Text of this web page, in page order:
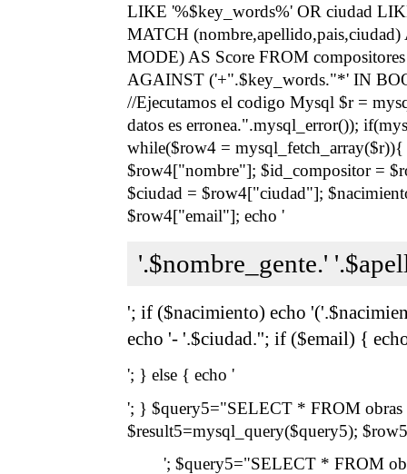
LIKE '%$key_words%' OR ciudad
MATCH
MODE) AS Score FROM
AGAINST ('+".$key_words."*' IN
//Ejecutamos el codigo Mysql $r =
datos es erronea.".mysql_error());
while($row4 =
$row4["nombre"]; $id_compositor =
$ciudad = $row4["ciudad"];
$row4["email"]; echo '
'.$nombre_gente.'
'; if ($nacimiento) echo
echo '- '.$ciudad.''; if ($email) {
'; } else { echo '
'; } $query5="SELECT * FROM
$result5=mysql_query($query5);
'; $query5="SELECT * FROM